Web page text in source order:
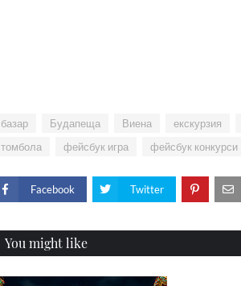
базар Будапеща Виена екскурзия
томбола
фейсбук игра фейсбук конкурси
Facebook Twitter
You might like